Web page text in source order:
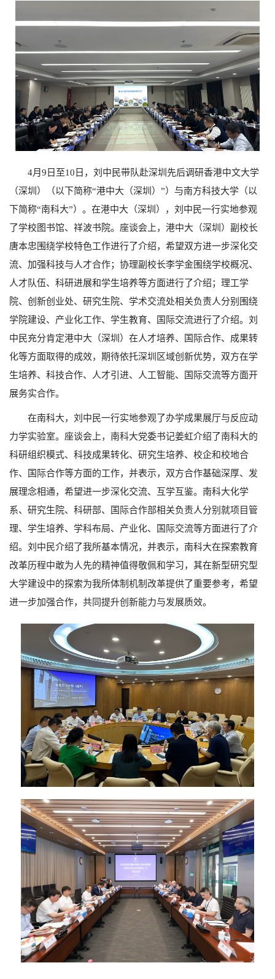
4月9 日至10 日，刘中民带队赴深圳先后调研香港中文大学
（深圳）（以下简称“港中大（深圳）”）与南方科技大学（以
下简称“南科大”）。在港中大（深圳），刘中民一行实地参观
了学校图书馆、祥波书院。座谈会上，港中大（深圳）副校长
唐本忠围绕学校特色工作进行了介绍，希望双方进一步深化交
流、加强科技与人才合作；协理副校长李学金围绕学校概况、
人才队伍、科研进展和学生培养等方面进行了介绍；理工学
院、创新创业处、研究生院、学术交流处相关负责人分别围绕
学院建设、产业化工作、学生教育、国际交流进行了介绍。刘
中民充分肯定港中大（深圳）在人才培养、国际合作、成果转
化等方面取得的成效，期待依托深圳区域创新优势，双方在学
生培养、科技合作、人才引进、人工智能、国际交流等方面开
展务实合作。
在南科大，刘中民一行实地参观了办学成果展厅与反应动
力学实验室。座谈会上，南科大党委书记姜虹介绍了南科大的
科研组织模式、科技成果转化、研究生培养、校企和校地合
作、国际合作等方面的工作，并表示，双方合作基础深厚、发
展理念相通，希望进一步深化交流、互学互鉴。南科大化学
系、研究生院、科研部、国际合作部相关负责人分别就项目管
理、学生培养、学科布局、产业化、国际交流等方面进行了介
绍。刘中民介绍了我所基本情况，并表示，南科大在探索教育
改革历程中敢为人先的精神值得敬佩和学习，其在新型研究型
大学建设中的探索为我所体制机制改革提供了重要参考，希望
进一步加强合作，共同提升创新能力与发展质效。